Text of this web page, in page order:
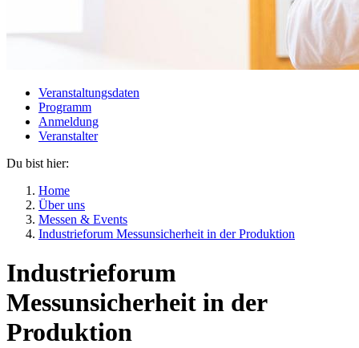
Veranstaltungsdaten
Programm
Anmeldung
Veranstalter
Du bist hier:
Home
Über uns
Messen & Events
Industrieforum Messunsicherheit in der Produktion
Industrieforum
Messunsicherheit in der
Produktion